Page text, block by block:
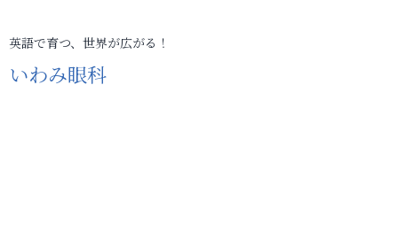
英語で育つ、世界が広がる！
いわみ眼科